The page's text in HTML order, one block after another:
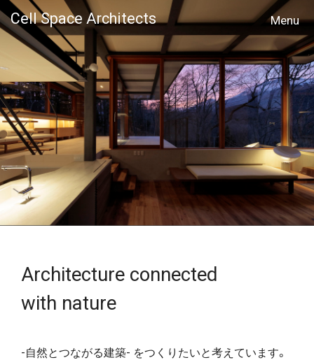
Cell Space Architects
MENU
Architecture connected
with nature
-自然とつながる建築- をつくりたいと考えています。